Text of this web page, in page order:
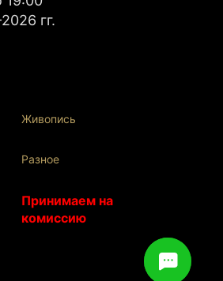
гг.
Живопись
Разное
Принимаем на
комиссию